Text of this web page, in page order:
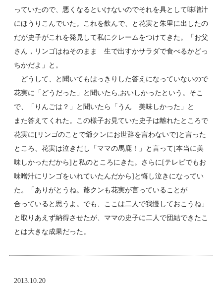
っていたので、悪くなるといけないのでそれを具として味噌汁
にほうりこんでいた。これを飲んで、と花実と朱里に出したの
だが史子がこれを発見して私にクレームをつけてきた。「お父
さん，リンゴはねそのまま 生で出すかサラダで食べるかどっ
ちかだよ」と。
どうして、と聞いてもはっきりした答えになっていないので
花実に「どうだった」と聞いたら,おいしかったという。そこ
で、「りんごは？」と聞いたら「うん 美味しかった」と
また答えてくれた。この様子お見ていた史子は離れたところで
花実に[リンゴのことで爺クンにお世辞を言わないで]と言った
ところ、花実は泣きだし「ママの馬鹿！」と言って[本当に美
味しかっただから]と私のところにきた。さらに[テレビでもお
味噌汁にリンゴをいれていたんだから]と悔し泣きになってい
た。「ありがとうね。爺クンも花実が言っていることが
合っていると思うよ。でも、ここは二人で我慢しておこうね」
と取りあえず納得させたが、ママの史子に二人で団結できたこ
とは大きな成果だった。
2013.10.20